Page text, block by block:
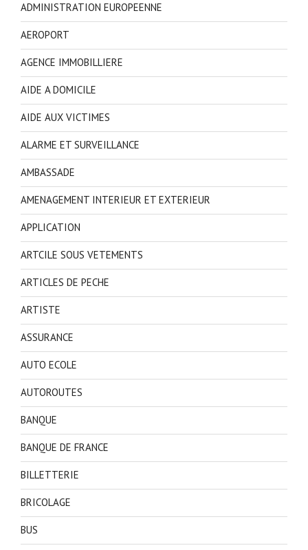
ADMINISTRATION EUROPEENNE
AEROPORT
AGENCE IMMOBILLIERE
AIDE A DOMICILE
AIDE AUX VICTIMES
ALARME ET SURVEILLANCE
AMBASSADE
AMENAGEMENT INTERIEUR ET EXTERIEUR
APPLICATION
ARTCILE SOUS VETEMENTS
ARTICLES DE PECHE
ARTISTE
ASSURANCE
AUTO ECOLE
AUTOROUTES
BANQUE
BANQUE DE FRANCE
BILLETTERIE
BRICOLAGE
BUS